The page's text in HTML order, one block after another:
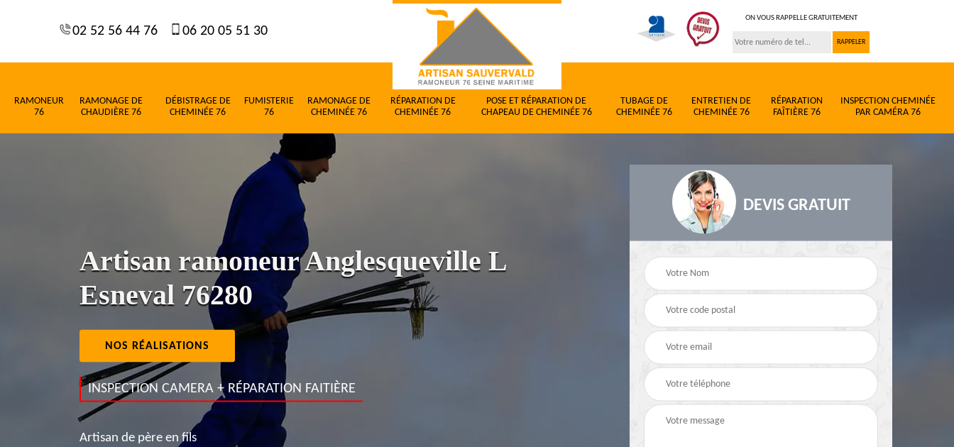
02 52 56 44 76 06 20 05 51 30
ON VOUS RAPPELLE GRATUITEMENT
RAMONEUR
76
RAMONAGE DE
CHAUDIÈRE 76
DÉBISTRAGE DE
CHEMINÉE 76
FUMISTERIE
76
RAMONAGE DE
CHEMINÉE 76
RÉPARATION DE
CHEMINÉE 76
POSE ET RÉPARATION DE
CHAPEAU DE CHEMINÉE 76
TUBAGE DE
CHEMINÉE 76
ENTRETIEN DE
CHEMINÉE 76
RÉPARATION
FAÎTIÈRE 76
INSPECTION CHEMINÉE
PAR CAMÉRA 76
Artisan ramoneur Anglesqueville L
Esneval 76280
NOS RÉALISATIONS
INSPECTION CAMERA + RÉPARATION FAITIÈRE
Artisan de père en fils
DEVIS GRATUIT